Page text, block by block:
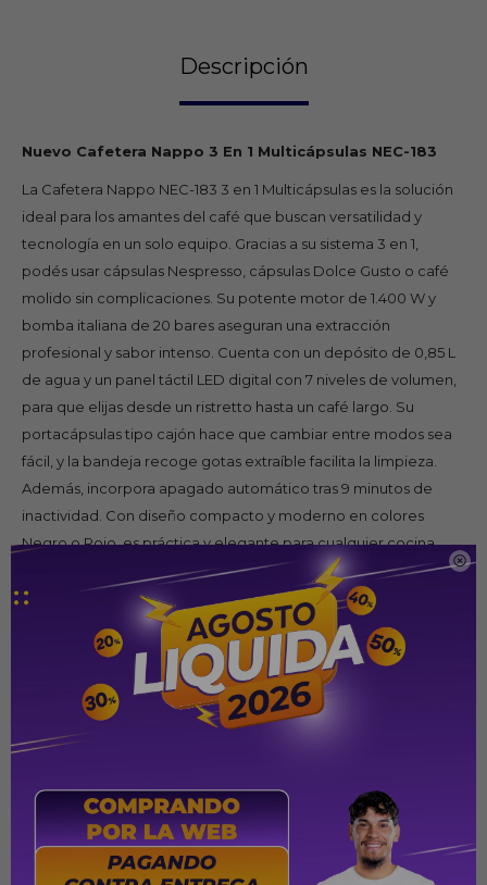

Descripción
Nuevo Cafetera Nappo 3 En 1 Multicápsulas NEC-183
La Cafetera Nappo NEC-183 3 en 1 Multicápsulas es la solución
ideal para los amantes del café que buscan versatilidad y
tecnología en un solo equipo. Gracias a su sistema 3 en 1,
podés usar cápsulas Nespresso, cápsulas Dolce Gusto o café
molido sin complicaciones. Su potente motor de 1.400 W y
bomba italiana de 20 bares aseguran una extracción
profesional y sabor intenso. Cuenta con un depósito de 0,85 L
de agua y un panel táctil LED digital con 7 niveles de volumen,
para que elijas desde un ristretto hasta un café largo. Su
portacápsulas tipo cajón hace que cambiar entre modos sea
fácil, y la bandeja recoge gotas extraíble facilita la limpieza.
Además, incorpora apagado automático tras 9 minutos de
inactividad. Con diseño compacto y moderno en colores
Negro o Rojo, es práctica y elegante para cualquier cocina.
Características Técnicas
Nombre / modelo: Nappo NEC-183 3 en 1 Multicápsulas
Función 3 en 1: compatible con cápsulas Nespresso,
cápsulas Dolce Gusto y café molido
Potencia: 1.400 W
Bomba / presión: 20 bares (bomba italiana)
Panel de control: Panel táctil LED digital con 7 niveles de
volumen / cantidad de líquido
Portacápsulas: tipo cajón, fácil de usar